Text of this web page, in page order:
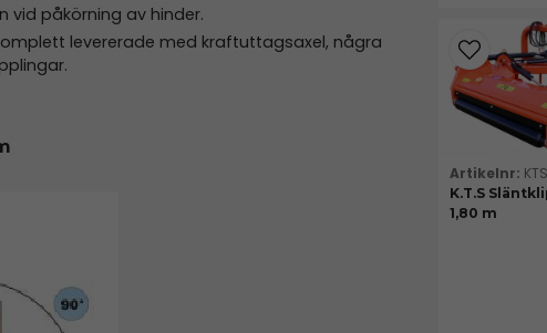
vid påkörning av hinder.
levererade med kraftuttagsaxel, några
K.T.S
1,80 m